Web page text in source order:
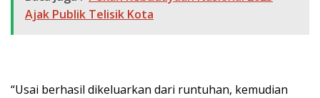
Ajak Publik Telisik Kota
“Usai berhasil dikeluarkan dari runtuhan, kemudian